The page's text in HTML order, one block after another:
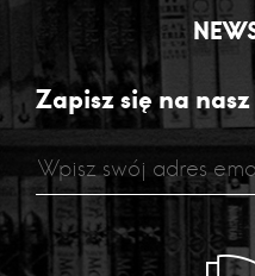
Zapisz się na